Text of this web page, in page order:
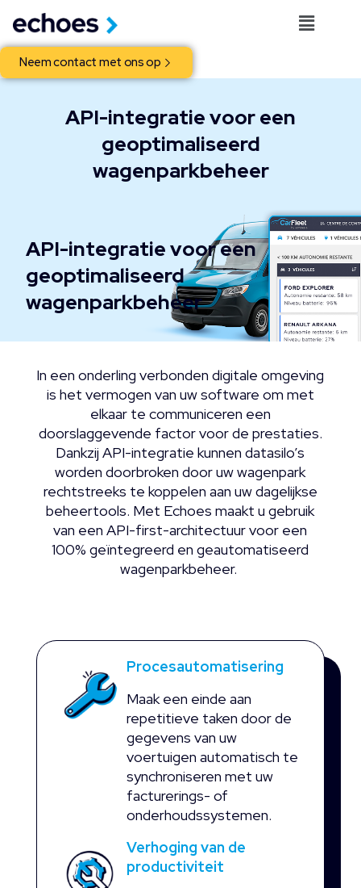
Neem contact met ons op
API-integratie voor een
geoptimaliseerd
wagenparkbeheer
API-integratie voor een
geoptimaliseerd
wagenparkbeheer
In een onderling verbonden digitale omgeving
is het vermogen van uw software om met
elkaar te communiceren een
doorslaggevende factor voor de prestaties.
Dankzij API-integratie kunnen datasilo’s
worden doorbroken door uw wagenpark
rechtstreeks te koppelen aan uw dagelijkse
beheertools. Met Echoes maakt u gebruik
van een API-first-architectuur voor een
100% geïntegreerd en geautomatiseerd
wagenparkbeheer.
Procesautomatisering
Maak een einde aan
repetitieve taken door de
gegevens van uw
voertuigen automatisch te
synchroniseren met uw
facturerings- of
onderhoudssystemen.
Verhoging van de
productiviteit